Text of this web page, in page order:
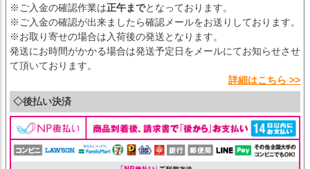
※ご入金の確認作業は正午までとなっております。
※ご入金の確認が出来ましたら確認メールをお送りしております。
※お取り寄せの場合は入荷後の発送となります。
発送にお時間がかかる場合は発送予定日をメールにてお知らせさせ
て頂いております。
詳細はこちら >>
◇後払い決済